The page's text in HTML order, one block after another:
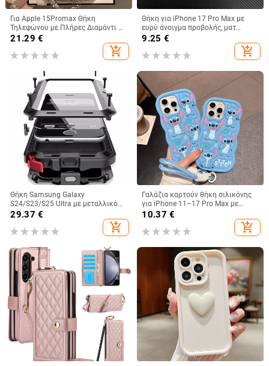
Για Apple 15Promax Θήκη
Τηλεφώνου με Πλήρες Διαμάντι 16
Πολυτελής Προστατευτική Θήκη
Κουνελιού με Στρας 15pro 13
Βραχιόλι 14
21.29 €
add_shopping_cart
Θήκη για iPhone 17 Pro Max με
ευρύ άνοιγμα προβολής, ματ
φινίρισμα και μαγνητική πρόσδεση
9.25 €
add_shopping_cart
Θήκη Samsung Galaxy
S24/S23/S25 Ultra με μεταλλικό
πίσω κάλυμμα, μηχανουργική
κατεργασία, προσαρμογή, απαγωγή
θερμότητας, αντίσταση στις
29.37 €
add_shopping_cart
Γαλάζια καρτούν θήκη σιλικόνης
για iPhone 11–17 Pro Max με
καμπύλες άκρες και προστασία
10.37 €
add_shopping_cart